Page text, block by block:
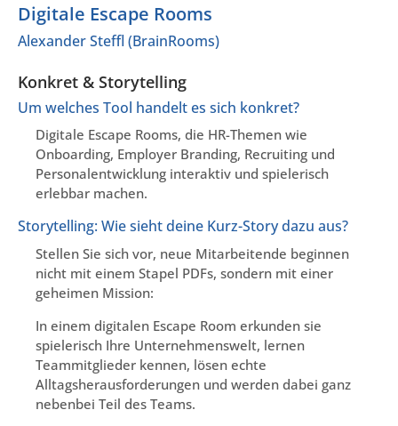
Digitale Escape Rooms
Alexander Steffl (BrainRooms)
Konkret & Storytelling
Um welches Tool handelt es sich konkret?
Digitale Escape Rooms, die HR-Themen wie
Onboarding, Employer Branding, Recruiting und
Personalentwicklung interaktiv und spielerisch
erlebbar machen.
Storytelling: Wie sieht deine Kurz-Story dazu aus?
Stellen Sie sich vor, neue Mitarbeitende beginnen
nicht mit einem Stapel PDFs, sondern mit einer
geheimen Mission:
In einem digitalen Escape Room erkunden sie
spielerisch Ihre Unternehmenswelt, lernen
Teammitglieder kennen, lösen echte
Alltagsherausforderungen und werden dabei ganz
nebenbei Teil des Teams.